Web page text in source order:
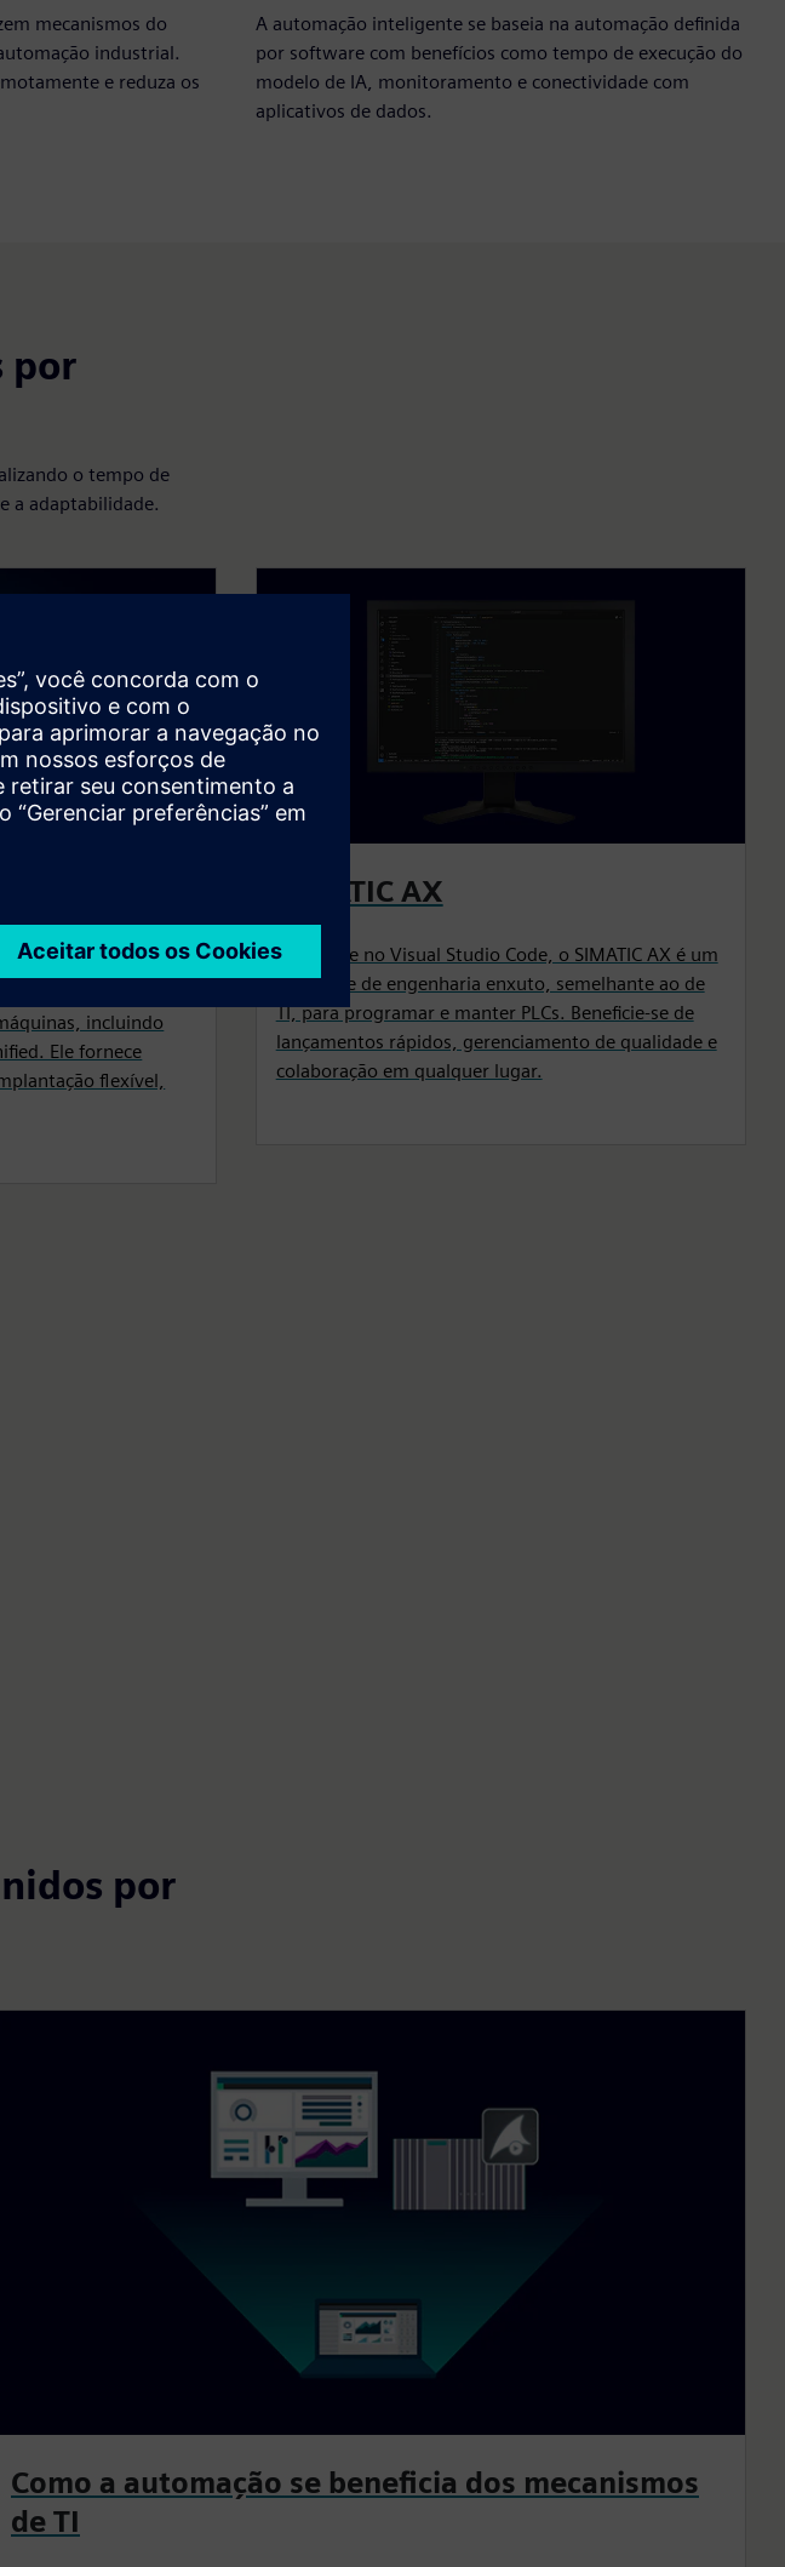
mecanismos do
industrial.
e reduza os
A automação inteligente se baseia na automação definida
por software com benefícios como tempo de execução do
modelo de IA, monitoramento e conectividade com
aplicativos de dados.
por
o tempo de
a adaptabilidade.
incluindo
Ele fornece
flexível,
SIMATIC AX
Com base no Visual Studio Code, o SIMATIC AX é um
ambiente de engenharia enxuto, semelhante ao de
TI, para programar e manter PLCs. Beneficie-se de
lançamentos rápidos, gerenciamento de qualidade e
colaboração em qualquer lugar.
por
Como a automação se beneficia dos mecanismos
de TI